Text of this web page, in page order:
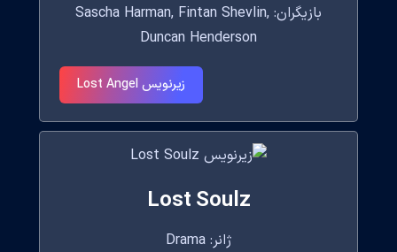
بازیگران: Sascha Harman, Fintan Shevlin,
Duncan Henderson
زیرنویس Lost Angel
Lost Soulz
ژانر: Drama